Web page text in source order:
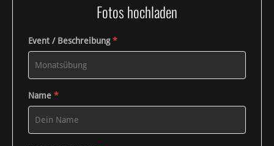
Fotos hochladen
Event / Beschreibung*
Name *